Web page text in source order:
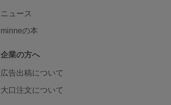
ニュース
minneの本
企業の方へ
広告出稿について
大口注文について